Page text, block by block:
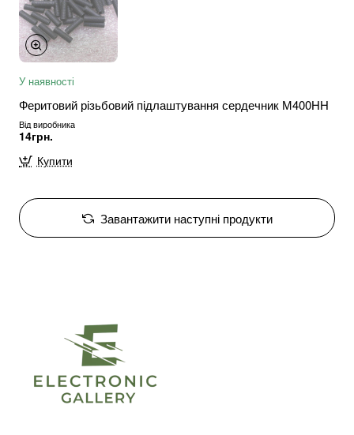
У наявності
Феритовий різьбовий підлаштування сердечник М400НН
Від виробника
14грн.
Купити
Завантажити наступні продукти